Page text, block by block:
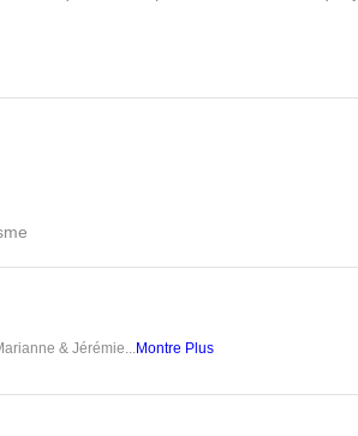
& Jérémie...Montre Plus